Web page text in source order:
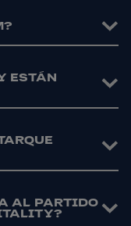
ESTÁN
AL PARTIDO